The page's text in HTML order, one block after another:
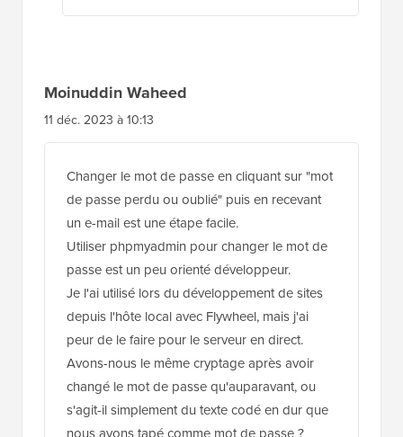
Moinuddin Waheed
11 déc. 2023 à 10:13
Changer le mot de passe en cliquant sur "mot
de passe perdu ou oublié" puis en recevant
un e-mail est une étape facile.
Utiliser phpmyadmin pour changer le mot de
passe est un peu orienté développeur.
Je l'ai utilisé lors du développement de sites
depuis l'hôte local avec Flywheel, mais j'ai
peur de le faire pour le serveur en direct.
Avons-nous le même cryptage après avoir
changé le mot de passe qu'auparavant, ou
s'agit-il simplement du texte codé en dur que
nous avons tapé comme mot de passe ?